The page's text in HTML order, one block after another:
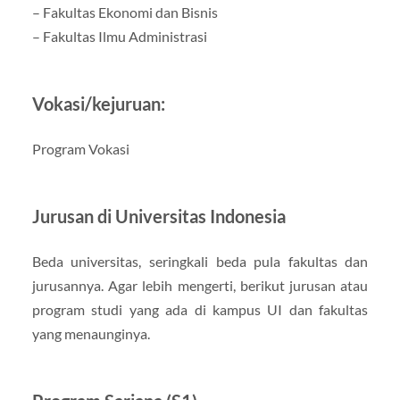
– Fakultas Ekonomi dan Bisnis
– Fakultas Ilmu Administrasi
Vokasi/kejuruan:
Program Vokasi
Jurusan di Universitas Indonesia
Beda universitas, seringkali beda pula fakultas dan
jurusannya. Agar lebih mengerti, berikut jurusan atau
program studi yang ada di kampus UI dan fakultas
yang menaunginya.